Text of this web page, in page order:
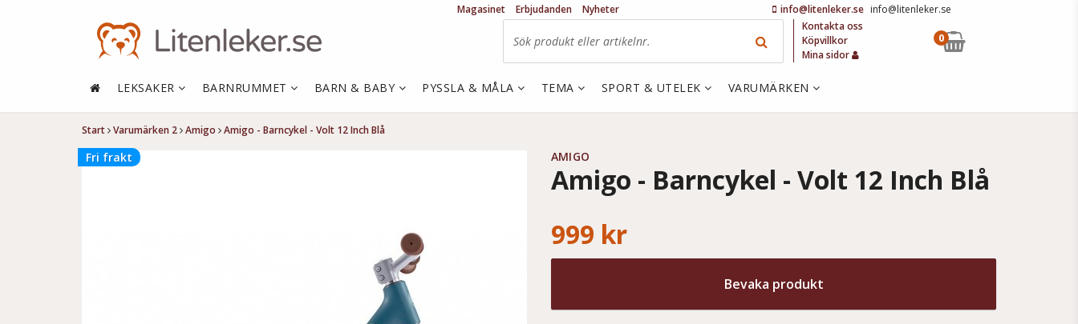
Start Varumärken 2 Amigo Amigo - Barncykel - Volt 12 Inch Blå
Fri frakt AMIGO
Amigo - Barncykel - Volt 12 Inch Blå
999 kr
Bevaka produkt
info@litenleker.se info@litenleker.se
Magasinet Erbjudanden
Nyheter
Kontakta oss
Köpvillkor
Mina sidor
0
LEKSAKER BARNRUMMET BARN & BABY PYSSLA & MÅLA TEMA SPORT & UTELEK VARUMÄRKEN